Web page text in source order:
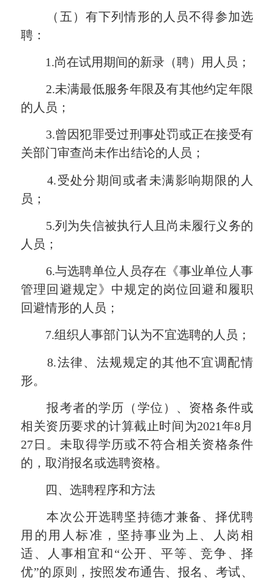
（五）有下列情形的人员不得参加选
聘：
1.尚在试用期间的新录（聘）用人员；
2.未满最低服务年限及有其他约定年限
的人员；
3.曾因犯罪受过刑事处罚或正在接受有
关部门审查尚未作出结论的人员；
4.受处分期间或者未满影响期限的人
员；
5.列为失信被执行人且尚未履行义务的
人员；
6.与选聘单位人员存在《事业单位人事
管理回避规定》中规定的岗位回避和履职
回避情形的人员；
7.组织人事部门认为不宜选聘的人员；
8.法律、法规规定的其他不宜调配情
形。
报考者的学历（学位）、资格条件或
相关资历要求的计算截止时间为2021年8月
27日。未取得学历或不符合相关资格条件
的，取消报名或选聘资格。
四、选聘程序和方法
本次公开选聘坚持德才兼备、择优聘
用的用人标准，坚持事业为上、人岗相
适、人事相宜和“公开、平等、竞争、择
优”的原则，按照发布通告、报名、考试、